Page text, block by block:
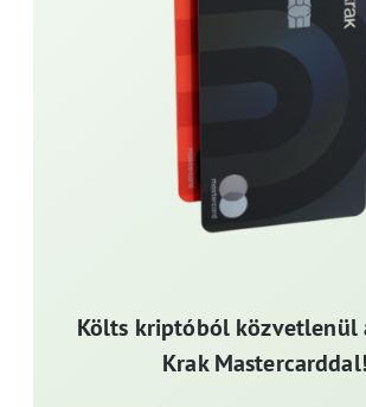
Költs kriptóból közvetlenül
Krak Mastercarddal!